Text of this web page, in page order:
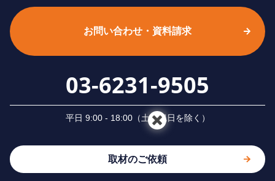
お問い合わせ・資料請求
03-6231-9505
平⽇ 9:00 - 18:00（⼟⽇祝⽇を除く）
取材のご依頼